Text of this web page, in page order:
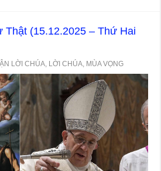
Thật (15.12.2025 – Thứ Hai
LỜI CHÚA, LỜI CHÚA, MÙA VỌNG